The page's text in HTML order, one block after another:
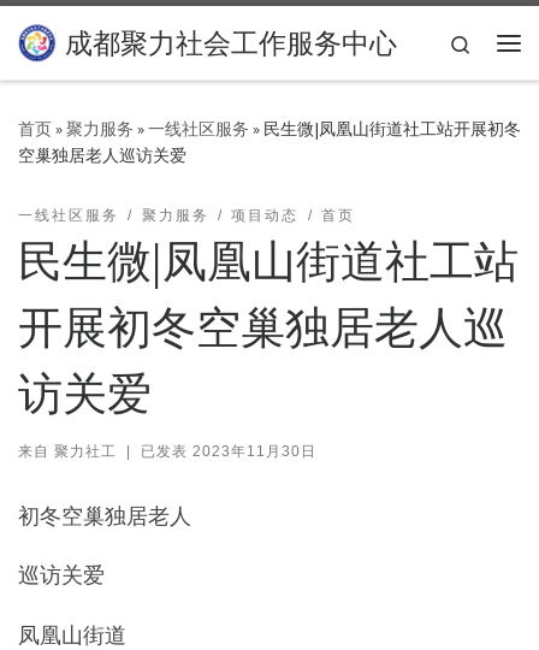
Skip to content
成都聚力社会工作服务中心
Search
首页»聚力服务 »一线社区服务 » 民生微|凤凰山街道社工站开展初冬
空巢独居老人巡访关爱
一线社区服务 聚力服务 项目动态 首页
民生微|凤凰山街道社工站
开展初冬空巢独居老人巡
访关爱
来自 聚力社工 | 已发表 2023年11月30日
初冬空巢独居老人
巡访关爱
凤凰山街道